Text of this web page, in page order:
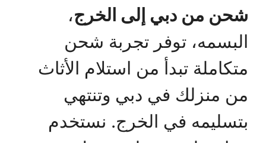
شحن من دبي إلى الخرج،
البسمه، توفر تجربة شحن
متكاملة تبدأ من استلام الأثاث
من منزلك في دبي وتنتهي
بتسليمه في الخرج. نستخدم